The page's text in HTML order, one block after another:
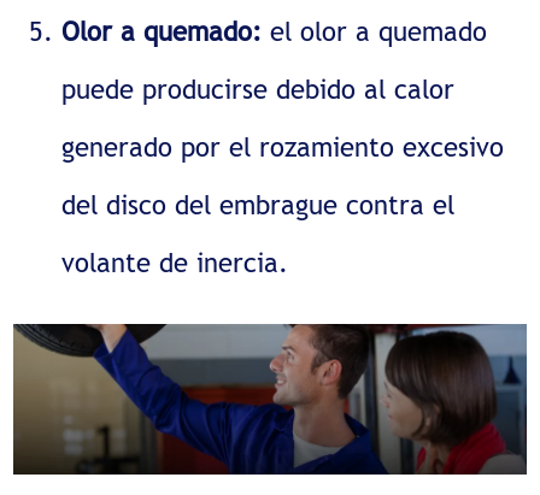
Olor a quemado: el olor a quemado
puede producirse debido al calor
generado por el rozamiento excesivo
del disco del embrague contra el
volante de inercia.